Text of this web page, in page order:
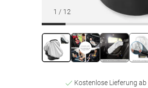
1 / 12
Kostenlose Lieferung ab